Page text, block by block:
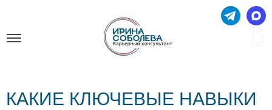
КАКИЕ КЛЮЧЕВЫЕ НАВЫКИ